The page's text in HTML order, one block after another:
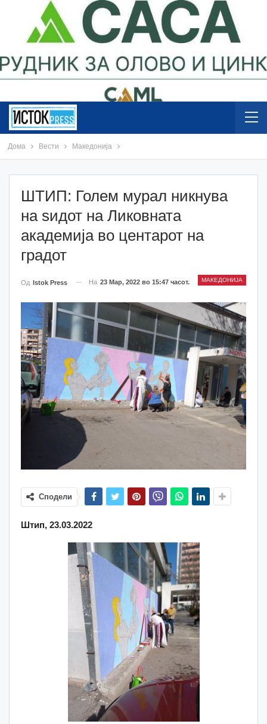
Дома Вести Македонија
ШТИП: Голем мурал никнува
на ѕидот на Ликовната
академија во центарот на
градот
МАКЕДОНИЈА
Од Istok Press На 23 Мар, 2022 во 15:47 часот.
Сподели
Штип, 23.03.2022